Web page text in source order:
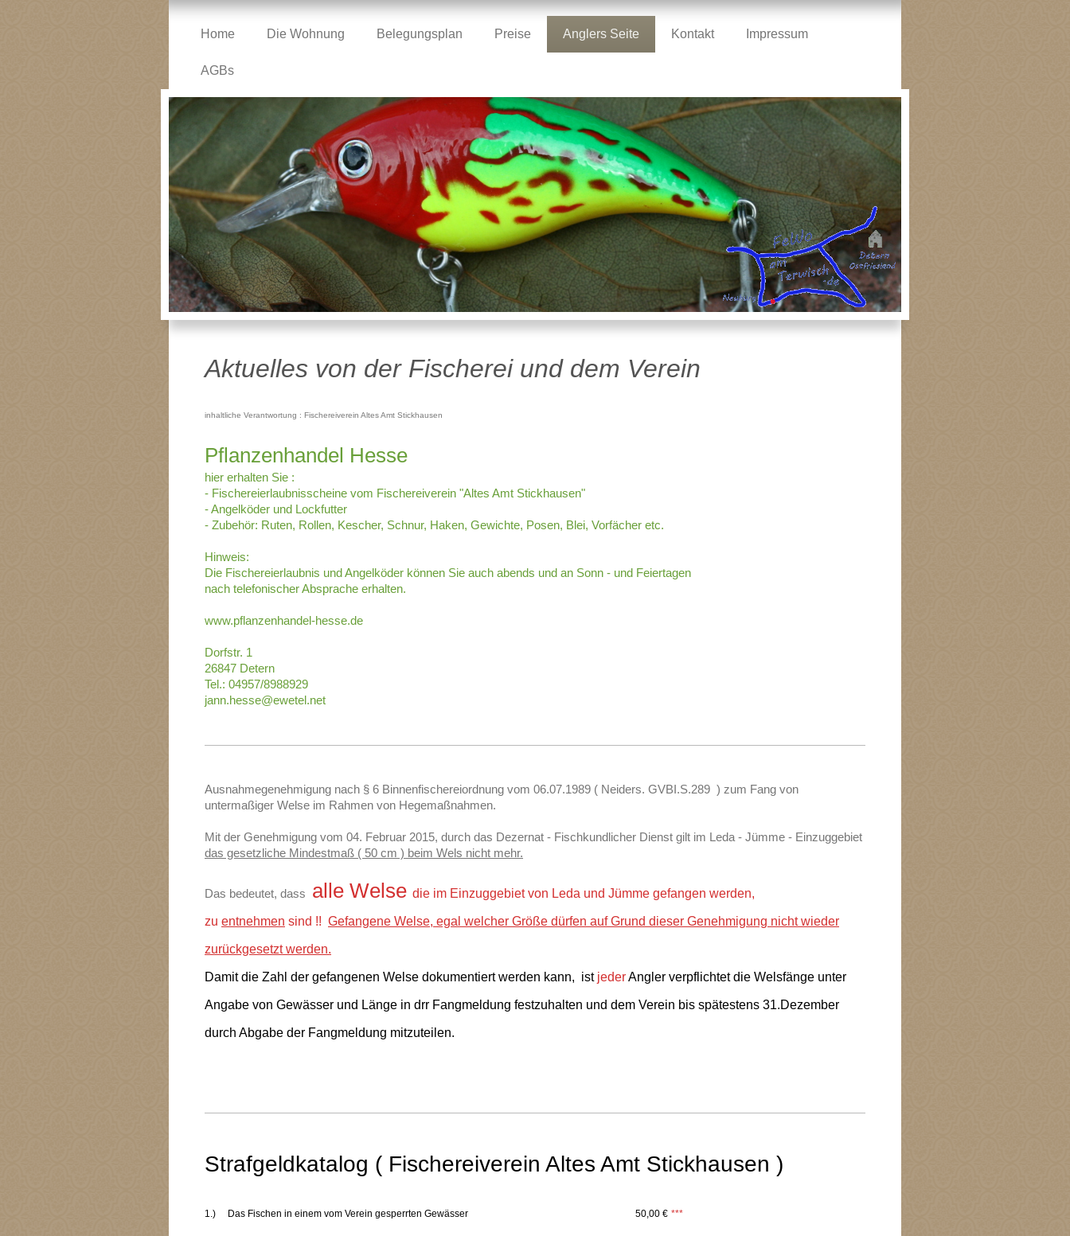
Home Die Wohnung Belegungsplan Preise Anglers Seite Kontakt Impressum
AGBs
Aktuelles von der Fischerei und dem Verein
inhaltliche Verantwortung : Fischereiverein Altes Amt Stickhausen
Pflanzenhandel Hesse
hier erhalten Sie :
- Fischereierlaubnisscheine vom Fischereiverein "Altes Amt Stickhausen"
- Angelköder und Lockfutter
- Zubehör: Ruten, Rollen, Kescher, Schnur, Haken, Gewichte, Posen, Blei, Vorfächer etc.
Hinweis:
Die Fischereierlaubnis und Angelköder können Sie auch abends und an Sonn - und Feiertagen
nach telefonischer Absprache erhalten.
www.pflanzenhandel-hesse.de
Dorfstr. 1
26847 Detern
Tel.: 04957/8988929
jann.hesse@ewetel.net
Ausnahmegenehmigung nach § 6 Binnenfischereiordnung vom 06.07.1989 ( Neiders. GVBI.S.289 ) zum Fang von
untermaßiger Welse im Rahmen von Hegemaßnahmen.
Mit der Genehmigung vom 04. Februar 2015, durch das Dezernat - Fischkundlicher Dienst gilt im Leda - Jümme - Einzuggebiet
das gesetzliche Mindestmaß ( 50 cm ) beim Wels nicht mehr.
Das bedeutet, dass alle Welse die im Einzuggebiet von Leda und Jümme gefangen werden,
zu entnehmen sind !! Gefangene Welse, egal welcher Größe dürfen auf Grund dieser Genehmigung nicht wieder
zurückgesetzt werden.
Damit die Zahl der gefangenen Welse dokumentiert werden kann, ist jederAngler verpflichtet die Welsfänge unter
Angabe von Gewässer und Länge in drr Fangmeldung festzuhalten und dem Verein bis spätestens 31.Dezember
durch Abgabe der Fangmeldung mitzuteilen.
Strafgeldkatalog ( Fischereiverein Altes Amt Stickhausen )
1.) Das Fischen in einem vom Verein gesperrten Gewässer 50,00 € ***